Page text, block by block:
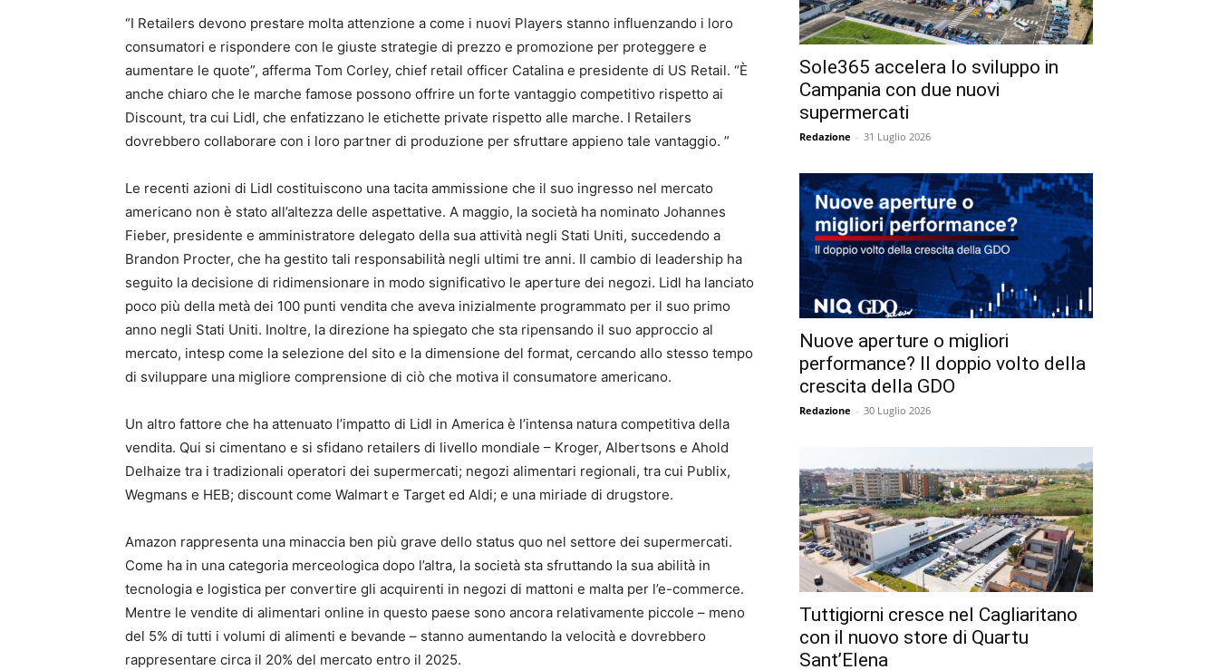
“I Retailers devono prestare molta attenzione a come i nuovi Players stanno influenzando i loro
consumatori e rispondere con le giuste strategie di prezzo e promozione per proteggere e
aumentare le quote”, afferma Tom Corley, chief retail officer Catalina e presidente di US Retail. “È
anche chiaro che le marche famose possono offrire un forte vantaggio competitivo rispetto ai
Discount, tra cui Lidl, che enfatizzano le etichette private rispetto alle marche. I Retailers
dovrebbero collaborare con i loro partner di produzione per sfruttare appieno tale vantaggio. ”
Le recenti azioni di Lidl costituiscono una tacita ammissione che il suo ingresso nel mercato
americano non è stato all’altezza delle aspettative. A maggio, la società ha nominato Johannes
Fieber, presidente e amministratore delegato della sua attività negli Stati Uniti, succedendo a
Brandon Procter, che ha gestito tali responsabilità negli ultimi tre anni. Il cambio di leadership ha
seguito la decisione di ridimensionare in modo significativo le aperture dei negozi. Lidl ha lanciato
poco più della metà dei 100 punti vendita che aveva inizialmente programmato per il suo primo
anno negli Stati Uniti. Inoltre, la direzione ha spiegato che sta ripensando il suo approccio al
mercato, intesp come la selezione del sito e la dimensione del format, cercando allo stesso tempo
di sviluppare una migliore comprensione di ciò che motiva il consumatore americano.
Un altro fattore che ha attenuato l’impatto di Lidl in America è l’intensa natura competitiva della
vendita. Qui si cimentano e si sfidano retailers di livello mondiale – Kroger, Albertsons e Ahold
Delhaize tra i tradizionali operatori dei supermercati; negozi alimentari regionali, tra cui Publix,
Wegmans e HEB; discount come Walmart e Target ed Aldi; e una miriade di drugstore.
Amazon rappresenta una minaccia ben più grave dello status quo nel settore dei supermercati.
Come ha in una categoria merceologica dopo l’altra, la società sta sfruttando la sua abilità in
tecnologia e logistica per convertire gli acquirenti in negozi di mattoni e malta per l’e-commerce.
Mentre le vendite di alimentari online in questo paese sono ancora relativamente piccole – meno
del 5% di tutti i volumi di alimenti e bevande – stanno aumentando la velocità e dovrebbero
rappresentare circa il 20% del mercato entro il 2025.
Sole365 accelera lo sviluppo in
Campania con due nuovi
supermercati
Redazione - 31 Luglio 2026
Nuove aperture o migliori
performance? Il doppio volto della
crescita della GDO
Redazione - 30 Luglio 2026
Tuttigiorni cresce nel Cagliaritano
con il nuovo store di Quartu
Sant’Elena